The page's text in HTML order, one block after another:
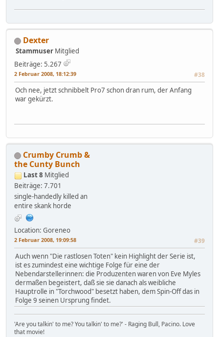
Dexter
Stammuser Mitglied
Beiträge: 5.267
2 Februar 2008, 18:12:39 #38
Och nee, jetzt schnibbelt Pro7 schon dran rum, der Anfang
war gekürzt.
Crumby Crumb &
the Cunty Bunch
Last 8 Mitglied
Beiträge: 7.701
single-handedly killed an
entire skank horde
Location: Goreneo
2 Februar 2008, 19:09:58 #39
Auch wenn "Die rastlosen Toten" kein Highlight der Serie ist,
ist es zumindest eine wichtige Folge für eine der
Nebendarstellerinnen: die Produzenten waren von Eve Myles
dermaßen begeistert, daß sie sie danach als weibliche
Hauptrolle in "Torchwood" besetzt haben, dem Spin-Off das in
Folge 9 seinen Ursprung findet.
'Are you talkin' to me? You talkin' to me?' - Raging Bull, Pacino. Love
that movie!